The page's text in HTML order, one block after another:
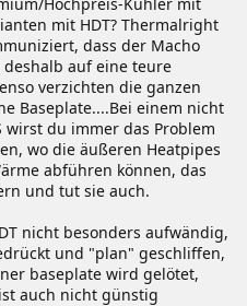
dazwischen die Heatpipes
schneller weg, als eine Platte
und nach die Energie an
(besser natürlich verlötet). Die
man hier noch die berühmte
und Heatpipes nimmt....dann
stattfindet... mit
mit HDT? Thermalright
dass der Macho
auf eine teure
verzichten die ganzen
Baseplate....Bei einem nicht
du immer das Problem
wo die äußeren Heatpipes
abführen können, das
und tut sie auch.
nicht besonders aufwändig,
und "plan" geschliffen,
baseplate wird gelötet,
auch nicht günstig